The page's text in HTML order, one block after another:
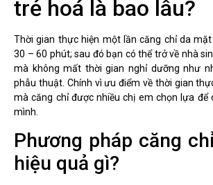
trẻ hoá là bao lâu?
Thời gian thực hiện một lần căng chỉ da
30 – 60 phút; sau đó bạn có thể trở về nhà
mà không mất thời gian nghỉ dưỡng như
phẫu thuật. Chính vì ưu điểm về thời gian
mà căng chỉ được nhiều chị em chọn lựa để
mình.
Phương pháp căng
hiệu quả gì?